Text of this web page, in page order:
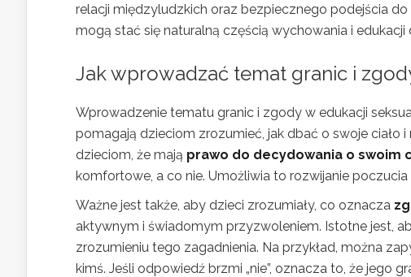
relacji międzyludzkich oraz bezpiecznego podejścia
mogą stać się naturalną częścią wychowania i edukacji
Jak wprowadzać temat granic i
Wprowadzenie tematu granic i zgody w edukacji
pomagają dzieciom zrozumieć, jak dbać o swoje ciało
dzieciom, że mają prawo do decydowania o swoim
komfortowe, a co nie. Umożliwia to rozwijanie poczucia
Ważne jest także, aby dzieci zrozumiały, co oznacza
aktywnym i świadomym przyzwoleniem. Istotne jest,
zrozumieniu tego zagadnienia. Na przykład, można
kimś. Jeśli odpowiedź brzmi „nie”, oznacza to, że jego